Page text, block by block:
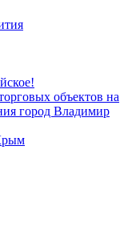
объектов на
город Владимир